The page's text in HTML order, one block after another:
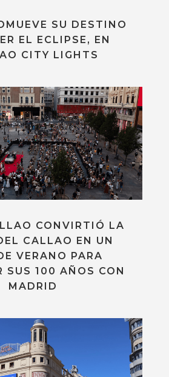
SU DESTINO
EL ECLIPSE, EN
CITY LIGHTS
CONVIRTIÓ LA
CALLAO EN UN
VERANO PARA
SUS 100 AÑOS CON
MADRID